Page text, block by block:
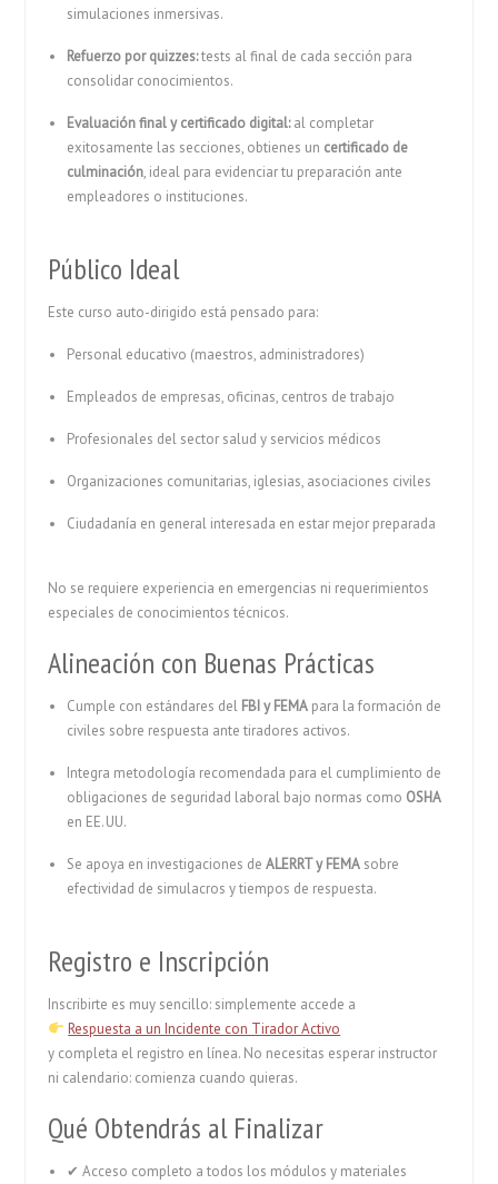
simulaciones inmersivas.
Refuerzo por quizzes:tests al final de cada sección para
consolidar conocimientos.
Evaluación final y certificado digital:al completar
exitosamente las secciones, obtienes un certificado de
culminación, ideal para evidenciar tu preparación ante
empleadores o instituciones.
Público Ideal
Este curso auto-dirigido está pensado para:
Personal educativo (maestros, administradores)
Empleados de empresas, oficinas, centros de trabajo
Profesionales del sector salud y servicios médicos
Organizaciones comunitarias, iglesias, asociaciones civiles
Ciudadanía en general interesada en estar mejor preparada
No se requiere experiencia en emergencias ni requerimientos
especiales de conocimientos técnicos.
Alineación con Buenas Prácticas
Cumple con estándares del FBI y FEMA para la formación de
civiles sobre respuesta ante tiradores activos.
Integra metodología recomendada para el cumplimiento de
obligaciones de seguridad laboral bajo normas como OSHA
en EE. UU.
Se apoya en investigaciones deALERRT y FEMA sobre
efectividad de simulacros y tiempos de respuesta.
Registro e Inscripción
Inscribirte es muy sencillo: simplemente accede a
Respuesta a un Incidente con Tirador Activo
y completa el registro en línea. No necesitas esperar instructor
ni calendario: comienza cuando quieras.
Qué Obtendrás al Finalizar
✔ Acceso completo a todos los módulos y materiales